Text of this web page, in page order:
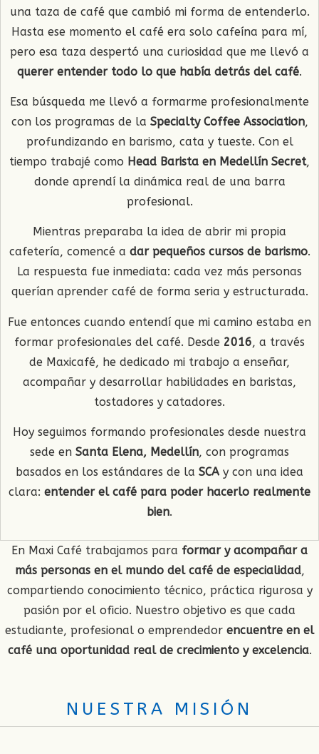
una taza de café que cambió mi forma de entenderlo.
Hasta ese momento el café era solo cafeína para mí,
pero esa taza despertó una curiosidad que me llevó a
querer entender todo lo que había detrás del café.
Esa búsqueda me llevó a formarme profesionalmente
con los programas de la Specialty Coffee Association,
profundizando en barismo, cata y tueste. Con el
tiempo trabajé como Head Barista en Medellín Secret,
donde aprendí la dinámica real de una barra
profesional.
Mientras preparaba la idea de abrir mi propia
cafetería, comencé a dar pequeños cursos de barismo.
La respuesta fue inmediata: cada vez más personas
querían aprender café de forma seria y estructurada.
Fue entonces cuando entendí que mi camino estaba en
formar profesionales del café. Desde 2016, a través
de Maxicafé, he dedicado mi trabajo a enseñar,
acompañar y desarrollar habilidades en baristas,
tostadores y catadores.
Hoy seguimos formando profesionales desde nuestra
sede en Santa Elena, Medellín, con programas
basados en los estándares de la SCAy con una idea
clara: entender el café para poder hacerlo realmente
bien.
En Maxi Café trabajamos para formar y acompañar a
más personas en el mundo del café de especialidad,
compartiendo conocimiento técnico, práctica rigurosa y
pasión por el oficio. Nuestro objetivo es que cada
estudiante, profesional o emprendedor encuentre en el
café una oportunidad real de crecimiento y excelencia.
NUESTRA MISIÓN